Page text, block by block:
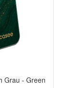
Grau - Green